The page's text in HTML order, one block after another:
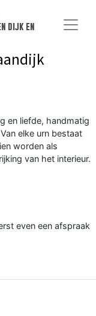
dijk en
en liefde, handmatig
elke urn bestaat
worden als
van het interieur.
even een afspraak